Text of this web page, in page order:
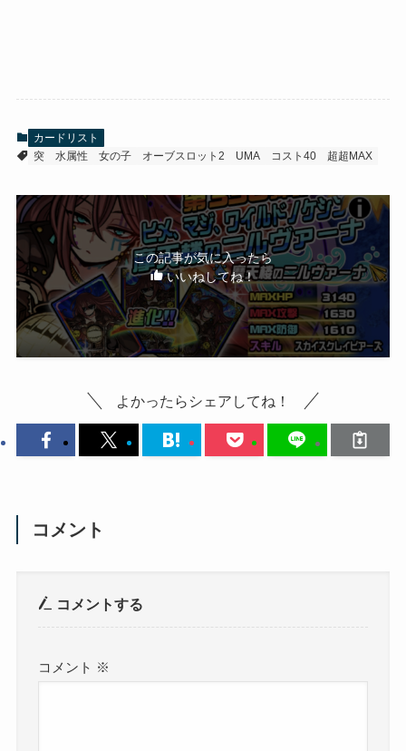
カードリスト
突
水属性 女の子 オーブスロット2 UMA コスト40 超超MAX
この記事が気に入ったら
いいねしてね！
よかったらシェアしてね！
コメント
コメントする
コメント ※